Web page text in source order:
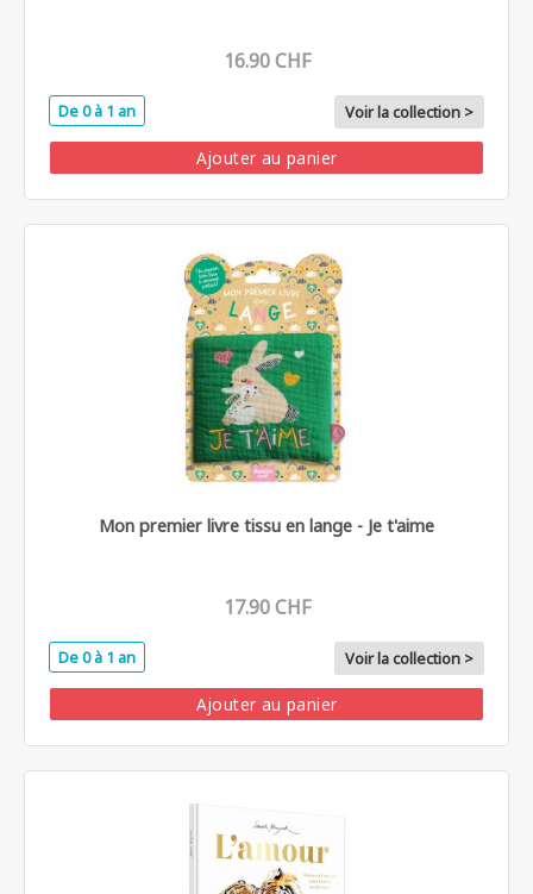
16.90 CHF
De 0 à 1 an Voir la collection >
Ajouter au panier
Mon premier livre tissu en lange - Je t'aime
17.90 CHF
De 0 à 1 an Voir la collection >
Ajouter au panier